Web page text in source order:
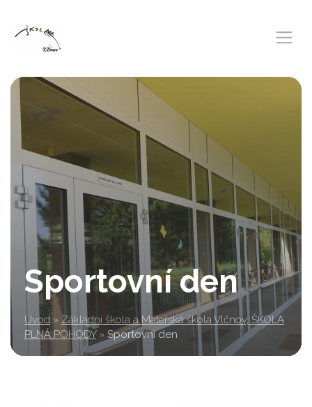
Sportovní den
Úvod » Základní škola a Mateřská škola Vlčnov, ŠKOLA
PLNÁ POHODY » Sportovní den